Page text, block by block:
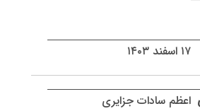
۱۷ اسفند ۱۴۰۳
اعظم سادات جزایری